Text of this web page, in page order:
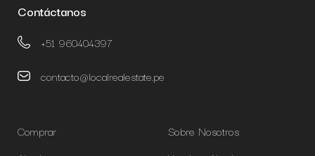
Contáctanos
+51 960404397
contacto@localrealestate.pe
Comprar
Sobre Nosotros